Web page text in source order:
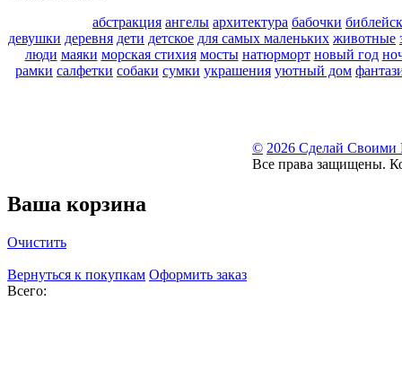
абстракция ангелы архитектура бабочки
девушки деревня дети детское для самых маленьких животные
люди маяки морская стихия мосты натюрморт новый год
рамки салфетки собаки сумки украшения уютный дом
© 2026 Сделай Своими
Все права защищены.
Ваша корзина
Очистить
Вернуться к покупкам Оформить заказ
Всего: